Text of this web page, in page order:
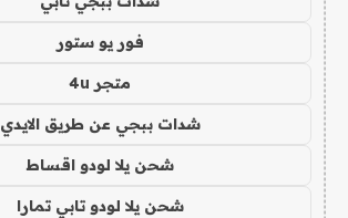
فور يو ستور
متجر 4u
شدات ببجي عن طريق الايدي
شحن يلا لودو اقساط
شحن يلا لودو تابي تمارا